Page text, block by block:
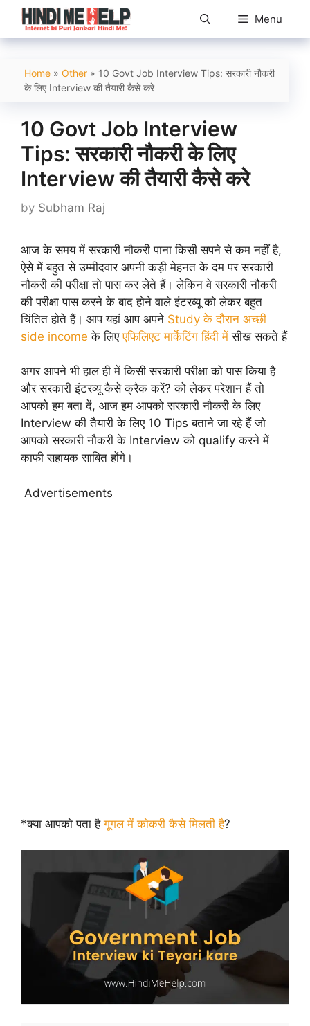
Skip
content
Menu
Home » Other » 10 Govt Job Interview Tips: सरकारी नौकरी
के लिए Interview की तैयारी कैसे करे
10 Govt Job Interview
Tips: सरकारी नौकरी के लिए
Interview की तैयारी कैसे करे
by Subham Raj
आज के समय में सरकारी नौकरी पाना किसी सपने से कम नहीं है,
ऐसे में बहुत से उम्मीदवार अपनी कड़ी मेहनत के दम पर सरकारी
नौकरी की परीक्षा तो पास कर लेते हैं। लेकिन वे सरकारी नौकरी
की परीक्षा पास करने के बाद होने वाले इंटरव्यू को लेकर बहुत
चिंतित होते हैं। आप यहां आप अपने Study के दौरान अच्छी
side income के लिएएफिलिएट मार्केटिंग हिंदी में सीख सकते हैं
अगर आपने भी हाल ही में किसी सरकारी परीक्षा को पास किया है
और सरकारी इंटरव्यू कैसे क्रैक करें? को लेकर परेशान हैं तो
आपको हम बता दें, आज हम आपको सरकारी नौकरी के लिए
Interview की तैयारी के लिए 10 Tips बताने जा रहे हैं जो
आपको सरकारी नौकरी के Interview को qualify करने में
काफी सहायक साबित होंगे।
Advertisements
*क्या आपको पता हैगूगल में कोकरी कैसे मिलती है?